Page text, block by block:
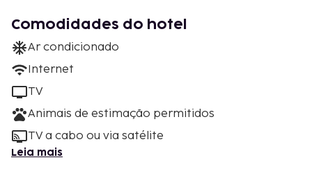
Comodidades do hotel
Ar condicionado
Internet
TV
Animais de estimação permitidos
TV a cabo ou via satélite
Leia mais